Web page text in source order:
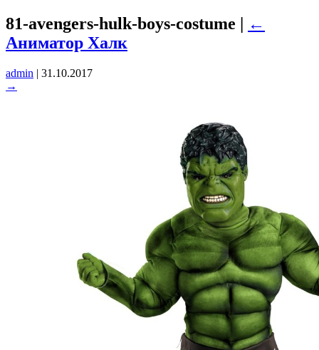
81-avengers-hulk-boys-costume | ←
Аниматор Халк
admin | 31.10.2017
→